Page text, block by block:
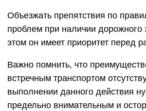
Объезжать препятствия по
проблем при наличии дорожного
этом он имеет приоритет перед
Важно помнить, что
встречным транспортом
выполнении данного действия
предельно внимательным и